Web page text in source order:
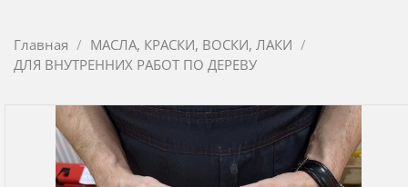
Главная
МАСЛА, КРАСКИ, ВОСКИ, ЛАКИ
ДЛЯ ВНУТРЕННИХ РАБОТ ПО ДЕРЕВУ